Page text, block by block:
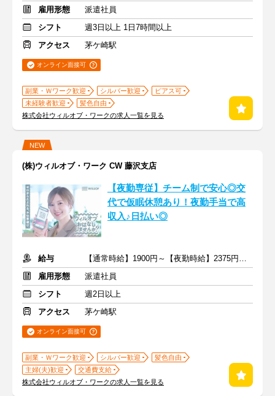
雇用形態
派遣社員
シフト
週3日以上 1日7時間以上
アクセス
茅ケ崎駅
オンライン面接可
副業・Ｗワーク歓迎 シルバー歓迎
ピアス可
未経験者歓迎
髪色自由
株式会社ウィルオブ・ワークの求人一覧を見る
NEW
(株)ウィルオブ・ワーク CW 藤沢支店
【夜勤専従】チーム制で安心◎交
代で仮眠休憩あり！夜勤手当で高
収入♪日払い◎
給与
【通常時給】1900円～【夜勤時給】2375円～ ＋交通費
雇用形態
派遣社員
シフト
週2日以上
アクセス
茅ケ崎駅
オンライン面接可
副業・Ｗワーク歓迎 シルバー歓迎
髪色自由
主婦(夫)歓迎
交通費支給
株式会社ウィルオブ・ワークの求人一覧を見る